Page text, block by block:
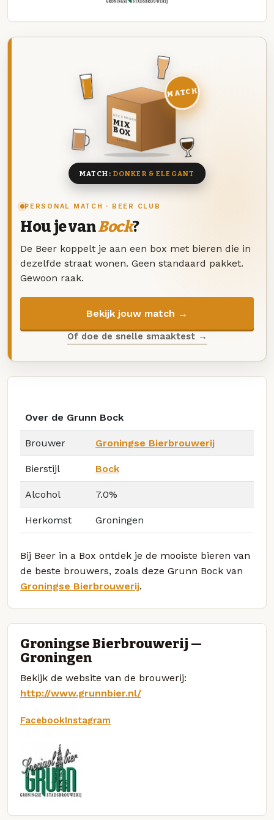
PERSONAL MATCH · BEER CLUB
Hou je vanBock?
De Beer koppelt je aan een box met bieren die in
dezelfde straat wonen. Geen standaard pakket.
Gewoon raak.
Bekijk jouw match →
Of doe de snelle smaaktest →
DEZE MAAND
MIX
BOX
8 BIEREN
MATCH
MATCH: DONKER & ELEGANT
Over de Grunn Bock
Brouwer Groningse Bierbrouwerij
Bierstijl Bock
Alcohol 7.0%
Herkomst Groningen
Bij Beer in a Box ontdek je de mooiste bieren van
de beste brouwers, zoals deze Grunn Bock van
Groningse Bierbrouwerij.
Groningse Bierbrouwerij —
Groningen
Bekijk de website van de brouwerij:
http://www.grunnbier.nl/
FacebookInstagram